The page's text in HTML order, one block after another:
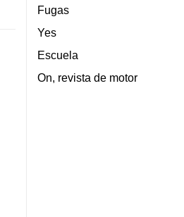
Fugas
Yes
Escuela
On, revista de motor